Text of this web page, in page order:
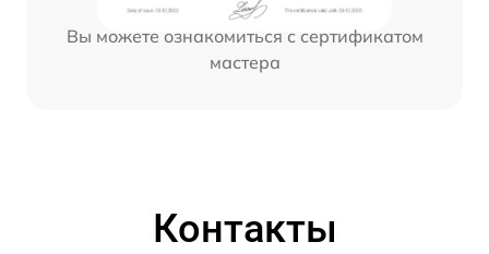
Вы можете ознакомиться с сертификатом
мастера
Контакты